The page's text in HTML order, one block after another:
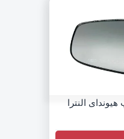
النترا